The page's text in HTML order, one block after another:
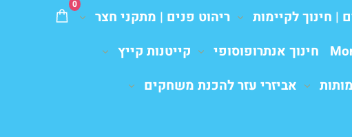
0
| חינוך לקיימות
ריהוט פנים | מתקני חצר
חינוך אנתרופוסופי
קייטנות קייץ
אביזרי עזר להכנת משחקים